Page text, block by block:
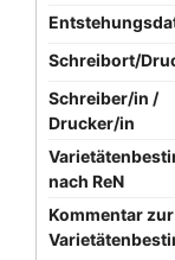
Schreibort/
Schreiber/in /
Drucker/in
nach ReN
Kommentar zur